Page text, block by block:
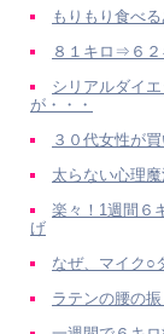
もりもり食べ
８１キロ⇒６２
シリアルダイ
が・・・
３０代女性が
太らない心理
楽々！1週間６
げ
なぜ、マイク○
ラテンの腰の